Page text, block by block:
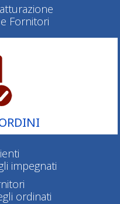
Fornitori
impegnati
ordinati